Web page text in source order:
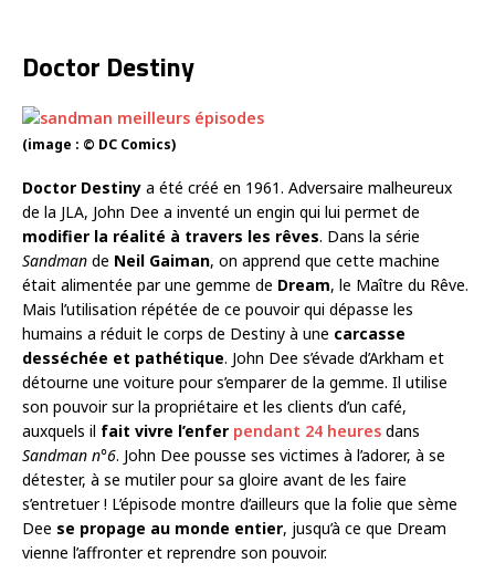
Doctor Destiny
(image : © DC Comics)
Doctor Destiny a été créé en 1961. Adversaire malheureux
de la JLA, John Dee a inventé un engin qui lui permet de
modifier la réalité à travers les rêves. Dans la série
Sandman de Neil Gaiman, on apprend que cette machine
était alimentée par une gemme de Dream, le Maître du Rêve.
Mais l’utilisation répétée de ce pouvoir qui dépasse les
humains a réduit le corps de Destiny à une carcasse
desséchée et pathétique. John Dee s’évade d’Arkham et
détourne une voiture pour s’emparer de la gemme. Il utilise
son pouvoir sur la propriétaire et les clients d’un café,
auxquels il fait vivre l’enfer pendant 24 heures dans
Sandman n°6. John Dee pousse ses victimes à l’adorer, à se
détester, à se mutiler pour sa gloire avant de les faire
s’entretuer ! L’épisode montre d’ailleurs que la folie que sème
Dee se propage au monde entier, jusqu’à ce que Dream
vienne l’affronter et reprendre son pouvoir.